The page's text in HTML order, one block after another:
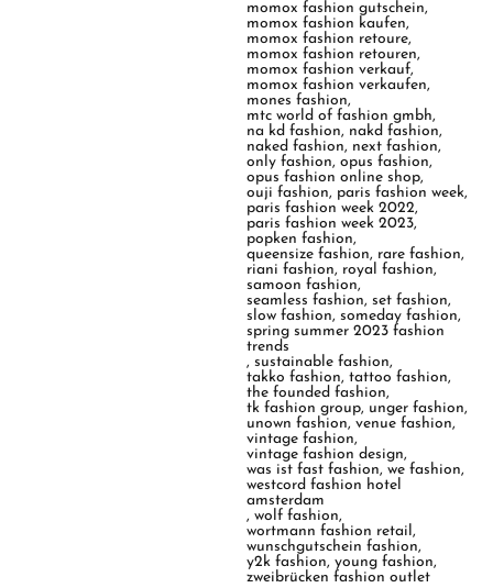
momox fashion gutschein,
momox fashion kaufen,
momox fashion retoure,
momox fashion retouren,
momox fashion verkauf,
momox fashion verkaufen,
mones fashion,
mtc world of fashion gmbh,
na kd fashion, nakd fashion,
naked fashion, next fashion,
only fashion,opus fashion,
opus fashion online shop,
ouji fashion, paris fashion week,
paris fashion week 2022,
paris fashion week 2023,
popken fashion,
queensize fashion, rare fashion,
riani fashion, royal fashion,
samoon fashion,
seamless fashion,set fashion,
slow fashion,someday fashion,
spring summer 2023 fashion
trends
,sustainable fashion,
takko fashion,tattoo fashion,
the founded fashion,
tk fashion group, unger fashion,
unown fashion,venue fashion,
vintage fashion,
vintage fashion design,
was ist fast fashion,we fashion,
westcord fashion hotel
amsterdam
,wolf fashion,
wortmann fashion retail,
wunschgutschein fashion,
y2k fashion,young fashion,
zweibrücken fashion outlet